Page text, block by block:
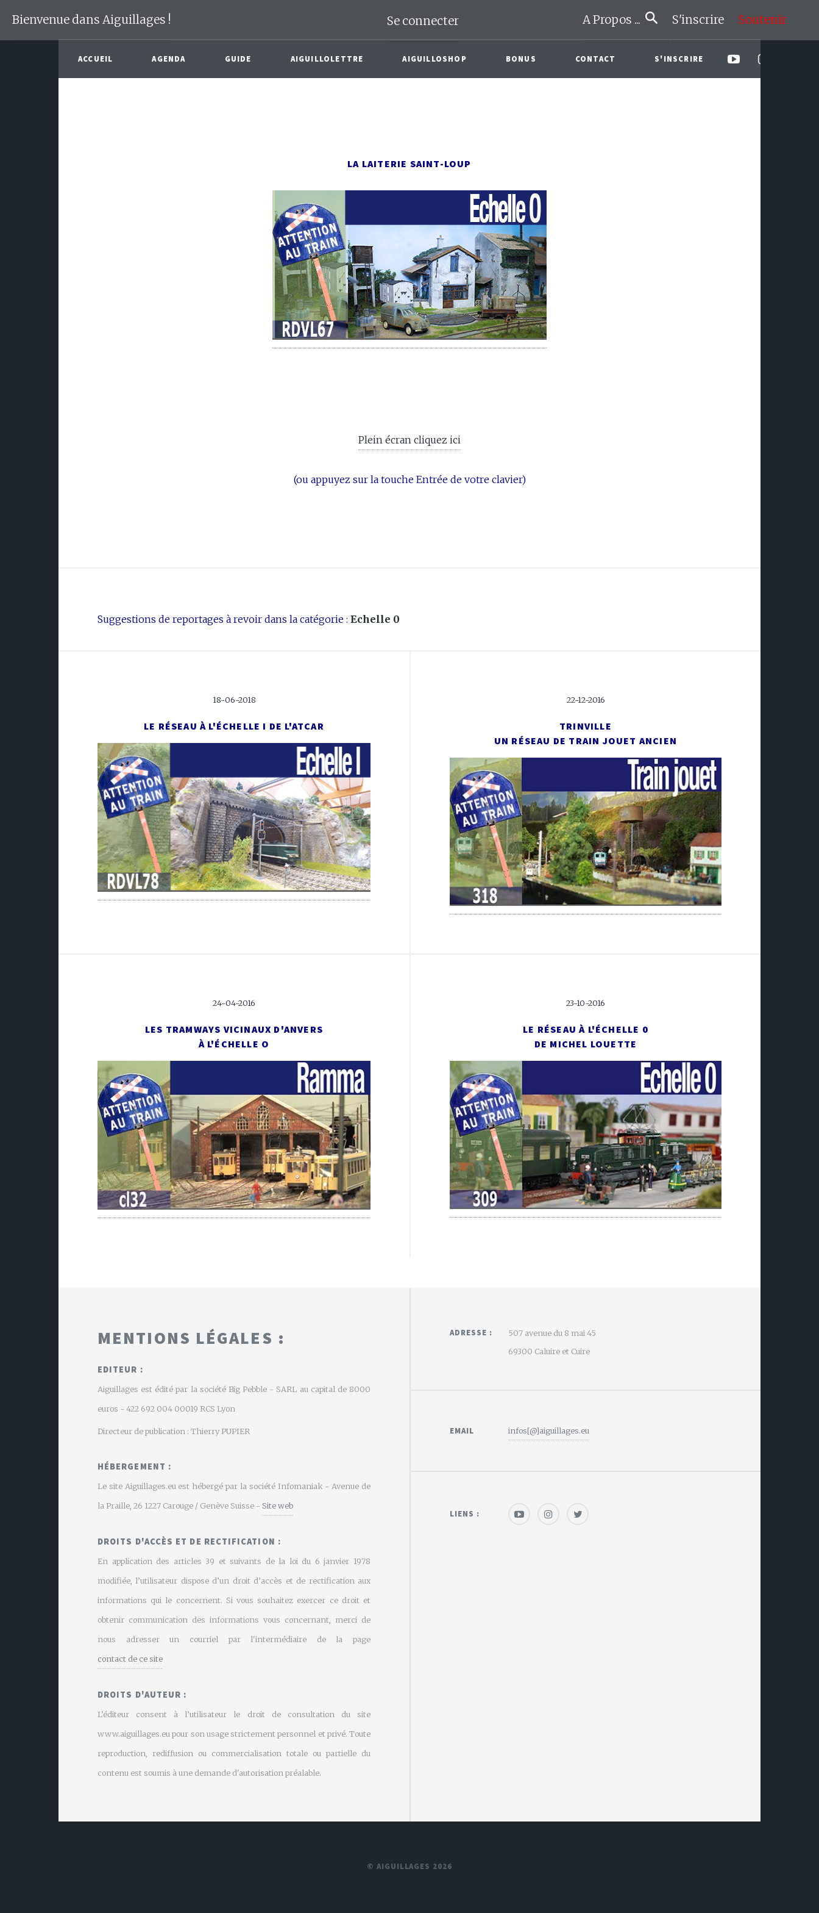
Bienvenue dans Aiguillages ! Se connecter A Propos ... S'inscrire Soutenir
ACCUEIL AGENDA GUIDE AIGUILLOLETTRE AIGUILLOSHOP BONUS CONTACT S'INSCRIRE
LA LAITERIE SAINT-LOUP
Plein écran cliquez ici
(ou appuyez sur la touche Entrée de votre clavier)
Suggestions de reportages à revoir dans la catégorie : Echelle 0
18-06-2018
LE RÉSEAU À L'ÉCHELLE I DE L'ATCAR
22-12-2016
TRINVILLE
UN RÉSEAU DE TRAIN JOUET ANCIEN
24-04-2016
LES TRAMWAYS VICINAUX D'ANVERS
À L'ÉCHELLE O
23-10-2016
LE RÉSEAU À L'ÉCHELLE 0
DE MICHEL LOUETTE
MENTIONS LÉGALES :
EDITEUR :
Aiguillages est édité par la société Big Pebble - SARL au capital de 8000
euros - 422 692 004 00019 RCS Lyon
Directeur de publication : Thierry PUPIER
HÉBERGEMENT :
Le site Aiguillages.eu est hébergé par la société Infomaniak - Avenue de
la Praille, 26 1227 Carouge / Genève Suisse -Site web
DROITS D'ACCÈS ET DE RECTIFICATION :
En application des articles 39 et suivants de la loi du 6 janvier 1978
modifiée, l’utilisateur dispose d’un droit d’accès et de rectification aux
informations qui le concernent. Si vous souhaitez exercer ce droit et
obtenir communication des informations vous concernant, merci de
nous adresser un courriel par l'intermédiaire de la page
contact de ce site
DROITS D'AUTEUR :
L’éditeur consent à l’utilisateur le droit de consultation du site
www.aiguillages.eu pour son usage strictement personnel et privé. Toute
reproduction, rediffusion ou commercialisation totale ou partielle du
contenu est soumis à une demande d'autorisation préalable.
ADRESSE :
507 avenue du 8 mai 45
69300 Caluire et Cuire
EMAIL infos[@]aiguillages.eu
LIENS :
© AIGUILLAGES 2026